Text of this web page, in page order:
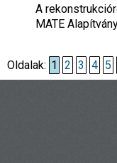
A
MATE
Oldalak: 1 2 3 4 5